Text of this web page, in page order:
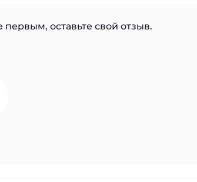
первым, оставьте свой отзыв.